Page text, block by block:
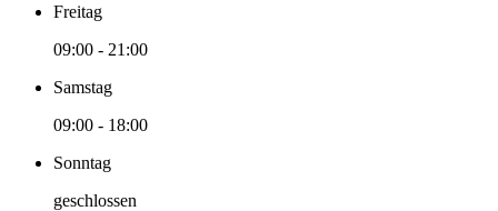
Freitag
09:00 - 21:00
Samstag
09:00 - 18:00
Sonntag
geschlossen